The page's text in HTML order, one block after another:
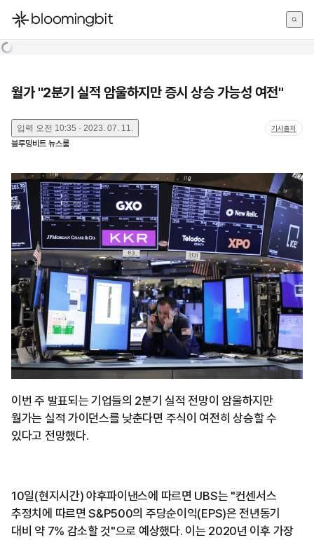
한국어
월가 "2분기 실적 암울하지만 증시 상승 가능성 여전"
입력 오전 10:35 · 2023. 07. 11. 기사출처
블루밍비트 뉴스룸
이번 주 발표되는 기업들의 2분기 실적 전망이 암울하지만
월가는 실적 가이던스를 낮춘다면 주식이 여전히 상승할 수
있다고 전망했다.
10일(현지시간) 야후파이낸스에 따르면 UBS는 "컨센서스
추정치에 따르면 S&P500의 주당순이익(EPS)은 전년동기
대비 약 7% 감소할 것"으로 예상했다. 이는 2020년 이후 가장